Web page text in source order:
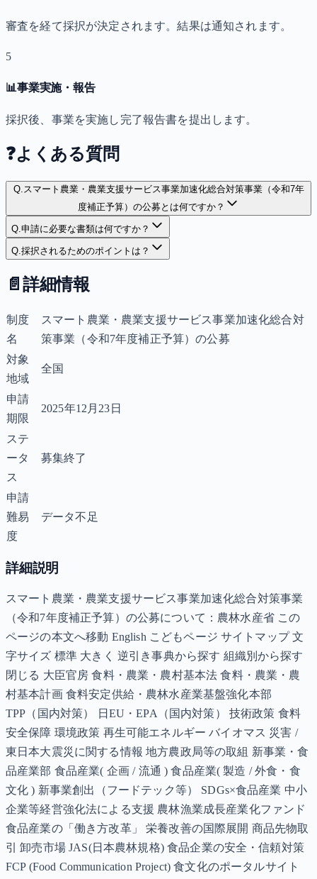
審査を経て採択が決定されます。結果は通知されます。
5
📊事業実施・報告
採択後、事業を実施し完了報告書を提出します。
❓よくある質問
Q.スマート農業・農業支援サービス事業加速化総合対策事業（令和7年
度補正予算）の公募とは何ですか？
Q.申請に必要な書類は何ですか？
Q.採択されるためのポイントは？
📄 詳細情報
制度
名
スマート農業・農業支援サービス事業加速化総合対
策事業（令和7年度補正予算）の公募
対象
地域
全国
申請
期限
2025年12月23日
ステ
ータ
ス
募集終了
申請
難易
度
データ不足
詳細説明
スマート農業・農業支援サービス事業加速化総合対策事業
（令和7年度補正予算）の公募について：農林水産省 この
ページの本文へ移動 English こどもページ サイトマップ 文
字サイズ 標準 大きく 逆引き事典から探す 組織別から探す
閉じる 大臣官房 食料・農業・農村基本法 食料・農業・農
村基本計画 食料安定供給・農林水産業基盤強化本部
TPP（国内対策） 日EU・EPA（国内対策） 技術政策 食料
安全保障 環境政策 再生可能エネルギー バイオマス 災害 /
東日本大震災に関する情報 地方農政局等の取組 新事業・食
品産業部 食品産業( 企画 / 流通 ) 食品産業( 製造 / 外食・食
文化 ) 新事業創出（フードテック等） SDGs×食品産業 中小
企業等経営強化法による支援 農林漁業成長産業化ファンド
食品産業の「働き方改革」 栄養改善の国際展開 商品先物取
引 卸売市場 JAS(日本農林規格) 食品企業の安全・信頼対策
FCP (Food Communication Project) 食文化のポータルサイト